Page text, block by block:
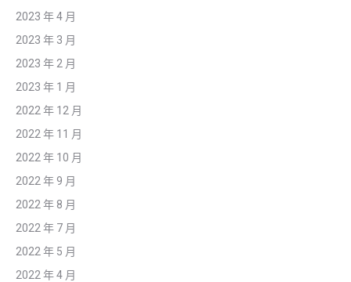
2023 年 4 月
2023 年 3 月
2023 年 2 月
2023 年 1 月
2022 年 12 月
2022 年 11 月
2022 年 10 月
2022 年 9 月
2022 年 8 月
2022 年 7 月
2022 年 5 月
2022 年 4 月